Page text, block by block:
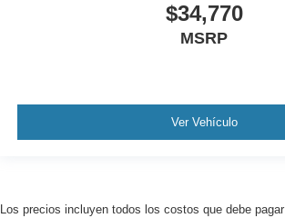
$34,770
MSRP
Ver Vehículo
Los precios incluyen todos los costos que debe